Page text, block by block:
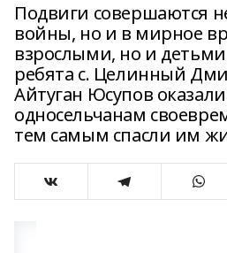
Подвиги совершаются
войны, но и в мирное
взрослыми, но и
ребята с. Целинный
Айтуган Юсупов
односельчанам
тем самым спасли им